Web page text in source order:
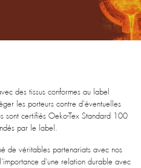
des tissus conformes au label
les porteurs contre d'éventuelles
sont certifiés Oeko-Tex Standard 100
par le label.
de véritables partenariats avec nos
d’une relation durable avec